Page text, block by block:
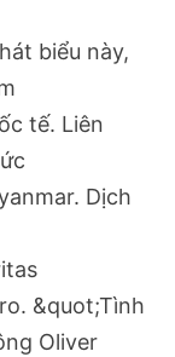
biểu này,
tế. Liên
Dịch
&quot;Tình
Oliver